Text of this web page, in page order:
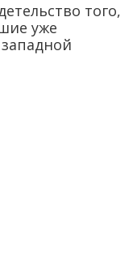
того,
уже